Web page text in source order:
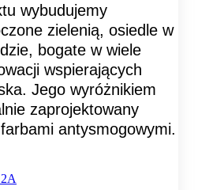
wybudujemy
zielenią, osiedle w
bogate w wiele
wspierających
Jego wyróżnikiem
zaprojektowany
antysmogowymi.